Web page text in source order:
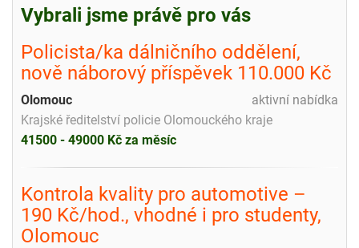
Vybrali jsme právě pro vás
Policista/ka dálničního oddělení,
nově náborový příspěvek 110.000 Kč
aktivní nabídka
Olomouc
Krajské ředitelství policie Olomouckého kraje
41500 - 49000 Kč za měsíc
Kontrola kvality pro automotive –
190 Kč/hod., vhodné i pro studenty,
Olomouc